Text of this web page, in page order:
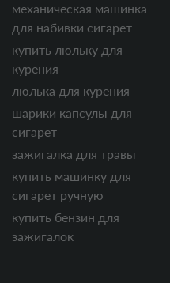
механическая машинка
для набивки сигарет
купить люльку для
курения
люлька для курения
шарики капсулы для
сигарет
зажигалка для травы
купить машинку для
сигарет ручную
купить бензин для
зажигалок